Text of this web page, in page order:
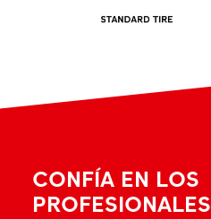
CONFÍA EN LOS
PROFESIONALES